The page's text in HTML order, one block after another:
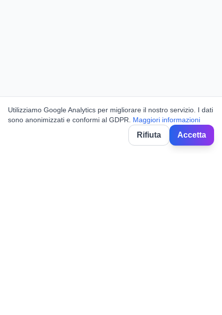
Utilizziamo Google Analytics per migliorare il nostro servizio. I dati
sono anonimizzati e conformi al GDPR.
Maggiori informazioni
Rifiuta Accetta